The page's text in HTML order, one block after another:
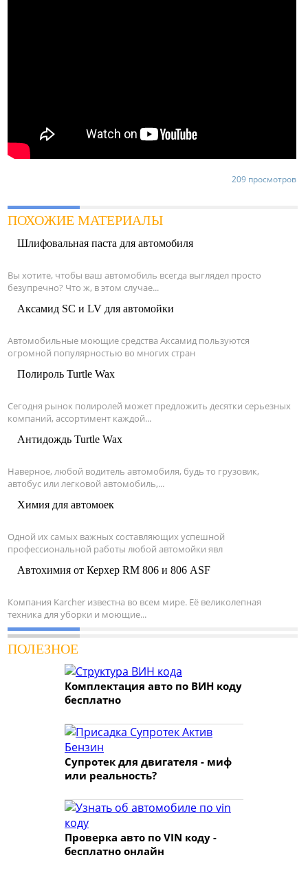
209 просмотров
ПОХОЖИЕ МАТЕРИАЛЫ
Шлифовальная паста для автомобиля
Вы хотите, чтобы ваш автомобиль всегда выглядел просто
безупречно? Что ж, в этом случае...
Аксамид SC и LV для автомойки
Автомобильные моющие средства Аксамид пользуются
огромной популярностью во многих стран
Полироль Turtle Wax
Сегодня рынок полиролей может предложить десятки серьезных
компаний, ассортимент каждой...
Антидождь Turtle Wax
Наверное, любой водитель автомобиля, будь то грузовик,
автобус или легковой автомобиль,...
Химия для автомоек
Одной их самых важных составляющих успешной
профессиональной работы любой автомойки явл
Автохимия от Керхер RM 806 и 806 ASF
Компания Karcher известна во всем мире. Её великолепная
техника для уборки и моющие...
ПОЛЕЗНОЕ
Комплектация авто по ВИН коду
бесплатно
Супротек для двигателя - миф
или реальность?
Проверка авто по VIN коду -
бесплатно онлайн